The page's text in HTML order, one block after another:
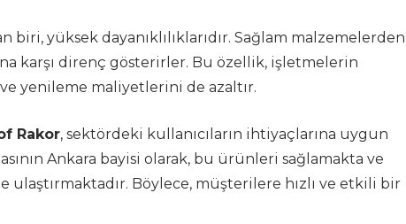
biri, yüksek dayanıklılıklarıdır. Sağlam malzemelerden
karşı direnç gösterirler. Bu özellik, işletmelerin
yenileme maliyetlerini de azaltır.
Rakor, sektördeki kullanıcıların ihtiyaçlarına uygun
Ankara bayisi olarak, bu ürünleri sağlamakta ve
Böylece, müşterilere hızlı ve etkili bir